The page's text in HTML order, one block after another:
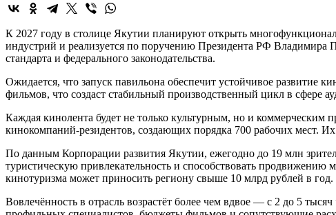
К 2027 году в столице Якутии планируют открыть
индустрий и реализуется по поручению Президента РФ Владимира
стандарта и федерального законодательства.
Ожидается, что запуск павильона обеспечит устойчивое развитие
фильмов, что создаст стабильный производственный цикл в сфере
Каждая кинолента будет не только культурным, но и коммерческим
кинокомпаний-резидентов, создающих порядка 700 рабочих мест.
По данным Корпорации развития Якутии, ежегодно до 19 млн
туристическую привлекательность и способствовать продвижению
кинотуризма может приносить региону свыше 10 млрд рублей в год.
Вовлечённость в отрасль возрастёт более чем вдвое — с 2 до 5